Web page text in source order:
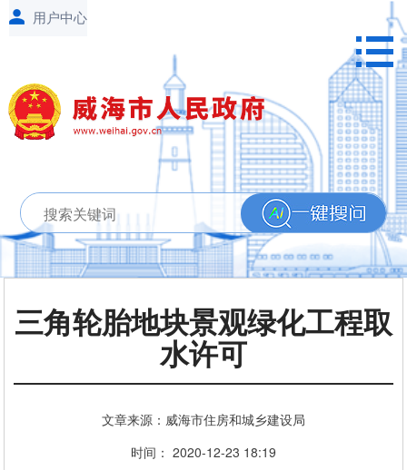
三角轮胎地块景观绿化工程取
水许可
文章来源：威海市住房和城乡建设局
时间： 2020-12-23 18:19